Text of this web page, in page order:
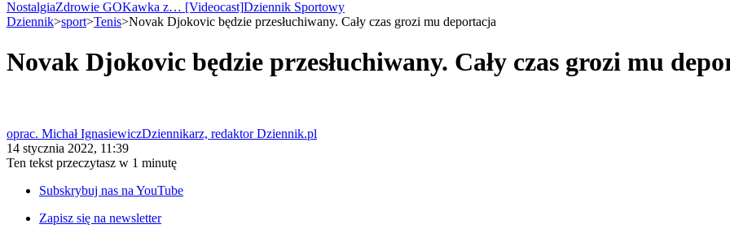
Wiadomości
Kraj
Polityka
Nauka
Ciekawostki
Finanse
Praca
Podatki
Finanse
Auto
NostalgiaZdrowie GOKawka z… [Videocast]Dziennik Sportowy
Dziennik>sport>Tenis>Novak Djokovic będzie przesłuchiwany. Cały czas grozi mu deportacja
Novak Djokovic będzie przesłuchiwany. Cały czas grozi mu
oprac. Michał IgnasiewiczDziennikarz, redaktor Dziennik.pl
14 stycznia 2022, 11:39
Ten tekst przeczytasz w 1 minutę
Subskrybuj nas na YouTube
Zapisz się na newsletter